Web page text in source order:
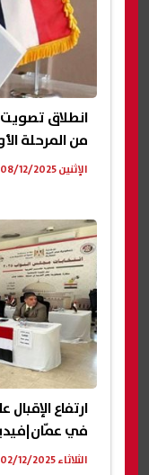
من المرحلة
الإثنين 08/12/2025 10:10 ص
ارتفاع
في
الثلاثاء 02/12/2025 05:25 م